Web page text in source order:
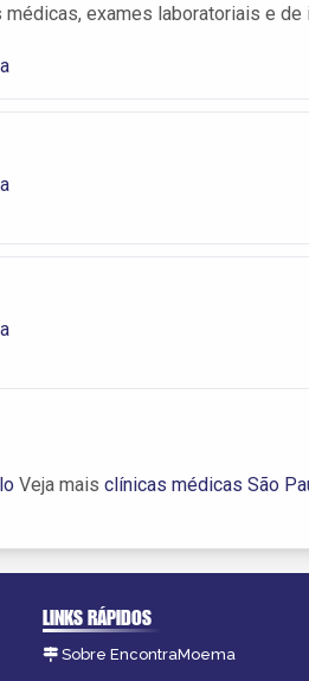
exames laboratoriais e de
Veja mais clínicas médicas São
LINKS RÁPIDOS
Sobre EncontraMoema